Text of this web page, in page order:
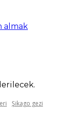
almak
Şikago gezi